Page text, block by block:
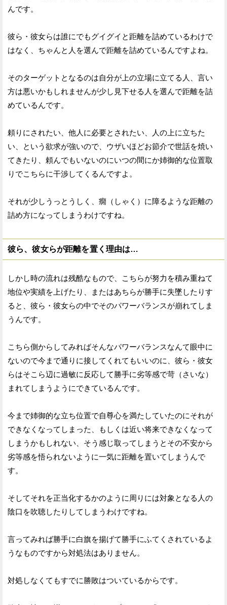
んです。
彼ら・彼女らは誰にでもグイグイと距離を詰めているわけで
はなく、ちゃんと人を選んで距離を詰めているんですよね。
そのターゲットとなるのは自分が上の立場に立てる人、言い
方は悪いかもしれませんが少し見下せる人を選んで距離を詰
めているんです。
頼りにされたい、他人に必要とされたい、人の上に立ちた
い、という欲求が強いので、ウザいほどお節介で世話を焼い
てきたり、頼んでもいないのにいつの間にか姉御的な位置取
りでこちらに干渉してくるんですよ。
それが少しうっとうしく、癇（しゃく）に障るような距離の
詰め方になってしまうわけですね。
彼ら、彼女らが距離を置く理由は…
しかし時の流れは残酷なもので、こちらが努力を積み重ねて
地位や実績を上げたり、またはあちらが勝手に失墜したりす
ると、彼ら・彼女らの中でそのパワーバランスが崩れてしま
うんです。
こちら側からしてみればそんなパワーバランスなんて眼中に
ないので今まで通りに接してくれてもいいのに、彼ら・彼女
らはそこら辺に過敏に反応して勝手に劣等感で苛（さいな）
まれてしまうようにできているんです。
今まで姉御的な立ち位置で自尊心を満たしていたのにそれが
できなくなってしまった、もしくは近い将来できなくなって
しまうかもしれない、そう感じ取ってしまうとその不安から
劣等感を悟られないように一気に距離を置いてしまうんで
す。
そしてそれを正当化するかのように周りには対象となる人の
陰口を吹聴したりしてしまうわけですね。
言ってみれば勝手に白旗を揚げて勝手にふてくされているよ
うなものですから対処法はありません。
対処しなくてもすでに勝敗はついているからです。